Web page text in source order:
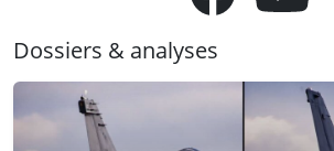
Dossiers & analyses